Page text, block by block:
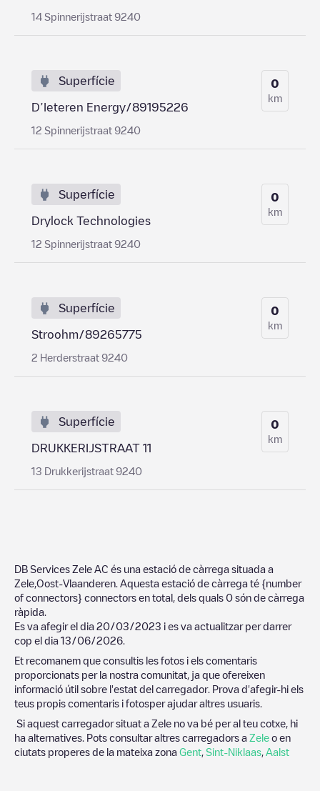
14 Spinnerijstraat 9240
Superfície
D’Ieteren Energy/89195226
12 Spinnerijstraat 9240
0
km
Superfície
Drylock Technologies
12 Spinnerijstraat 9240
0
km
Superfície
Stroohm/89265775
2 Herderstraat 9240
0
km
Superfície
DRUKKERIJSTRAAT 11
13 Drukkerijstraat 9240
0
km
DB Services Zele AC és una estació de càrrega situada a
Zele Oost-Vlaanderen . Aquesta estació de càrrega té {number
of connectors} connectors en total, dels quals 0 són de càrrega
ràpida.
Es va afegir el dia 20/03/2023 i es va actualitzar per darrer
cop el dia 13/06/2026
Et recomanem que consultis les fotos i els comentaris
proporcionats per la nostra comunitat, ja que ofereixen
informació útil sobre l'estat del carregador. Prova d'afegir-hi els
teus propis comentaris i fotosper ajudar altres usuaris.
Si aquest carregador situat a Zele no va bé per al teu cotxe, hi
ha alternatives. Pots consultar altres carregadors a Zele o en
ciutats properes de la mateixa zona Gent Sint-Niklaas Aalst